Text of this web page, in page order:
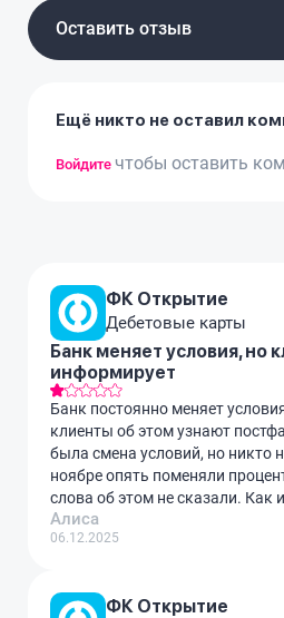
Оставить отзыв
Ещё никто не оставил
Войдите чтобы оставить
ФК Открытие
Дебетовые карты
Банк меняет условия, но
информирует
Банк постоянно меняет
клиенты об этом узнают
была смена условий, но никто
ноябре опять поменяли
слова об этом не сказали. Как
Алиса
06.12.2025
ФК Открытие